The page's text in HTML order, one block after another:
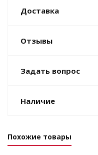
Доставка
Отзывы
Задать вопрос
Наличие
Похожие товары